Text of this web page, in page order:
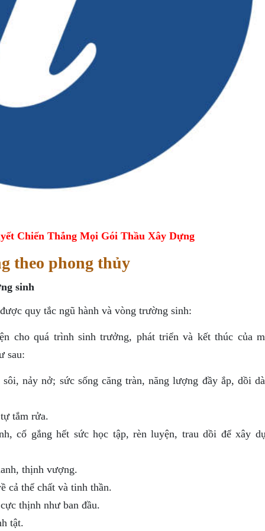
Chiến Thắng Mọi Gói Thầu Xây Dựng
theo phong thủy
sinh
quy tắc ngũ hành và vòng trường sinh:
cho quá trình sinh trưởng, phát triển và kết thúc của
sau:
nảy nở; sức sống căng tràn, năng lượng đầy ắp, dồi
tắm rửa.
cố gắng hết sức học tập, rèn luyện, trau dồi để xây
thịnh vượng.
cả thể chất và tinh thần.
thịnh như ban đầu.
tật.